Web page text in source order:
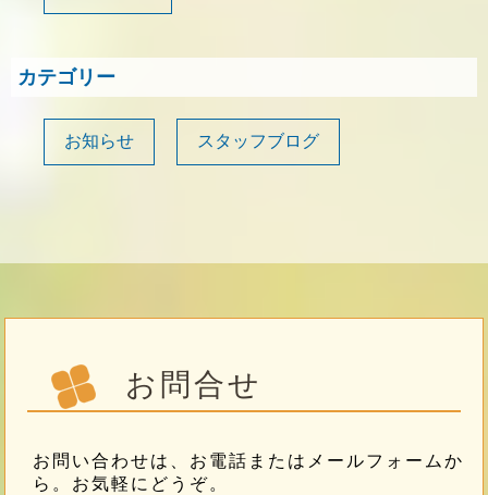
カテゴリー
お知らせ スタッフブログ
お問合せ
お問い合わせは、お電話またはメールフォームか
ら。お気軽にどうぞ。